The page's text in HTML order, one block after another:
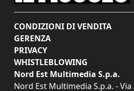
CONDIZIONI DI VENDITA
GERENZA
PRIVACY
WHISTLEBLOWING
Nord Est Multimedia S.p.a.
Nord Est Multimedia S.p.a. -